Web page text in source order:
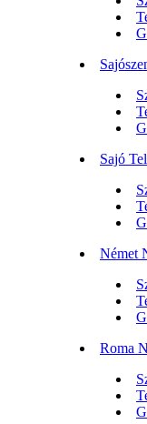
Sajó
Német
Roma